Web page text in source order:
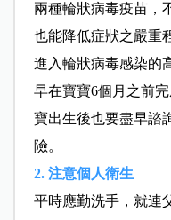
兩種輪狀病毒疫苗，
也能降低症狀之嚴重
進入輪狀病毒感染的
早在寶寶6個月之前
寶出生後也要盡早諮
險。
2. 注意個人衛生
平時應勤洗手，就連